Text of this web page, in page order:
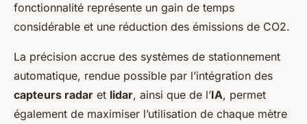
fonctionnalité représente un gain de temps
considérable et une réduction des émissions de CO2.
La précision accrue des systèmes de stationnement
automatique, rendue possible par l’intégration des
capteurs radar et lidar, ainsi que de l’IA, permet
également de maximiser l’utilisation de chaque mètre